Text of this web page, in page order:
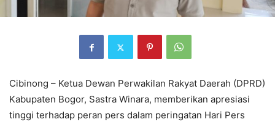
Cibinong – Ketua Dewan Perwakilan Rakyat Daerah (DPRD)
Kabupaten Bogor, Sastra Winara, memberikan apresiasi
tinggi terhadap peran pers dalam peringatan Hari Pers